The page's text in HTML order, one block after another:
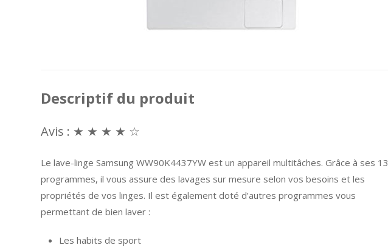
Descriptif du produit
Avis : ★ ★ ★ ★ ☆
Le lave-linge Samsung WW90K4437YW est un appareil multitâches. Grâce à ses 13
programmes, il vous assure des lavages sur mesure selon vos besoins et les
propriétés de vos linges. Il est également doté d’autres programmes vous
permettant de bien laver :
Les habits de sport